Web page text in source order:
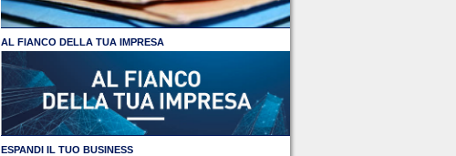
AL FIANCO DELLA TUA IMPRESA
ESPANDI IL TUO BUSINESS